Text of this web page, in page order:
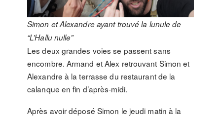
Simon et Alexandre ayant trouvé la lunule de
“L’Hallu nulle”
Les deux grandes voies se passent sans
encombre. Armand et Alex retrouvant Simon et
Alexandre à la terrasse du restaurant de la
calanque en fin d’après-midi.
Après avoir déposé Simon le jeudi matin à la